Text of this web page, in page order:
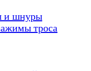
и шнуры
троса